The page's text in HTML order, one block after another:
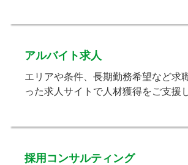
アルバイト求人
エリアや条件、長期勤務希望など求
った求人サイトで人材獲得をご支援
採用コンサルティング